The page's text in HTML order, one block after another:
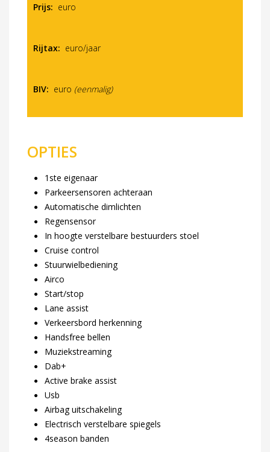
Prijs: euro
Rijtax: euro/jaar
BIV: euro (eenmalig)
OPTIES
1ste eigenaar
Parkeersensoren achteraan
Automatische dimlichten
Regensensor
In hoogte verstelbare bestuurders stoel
Cruise control
Stuurwielbediening
Airco
Start/stop
Lane assist
Verkeersbord herkenning
Handsfree bellen
Muziekstreaming
Dab+
Active brake assist
Usb
Airbag uitschakeling
Electrisch verstelbare spiegels
4season banden